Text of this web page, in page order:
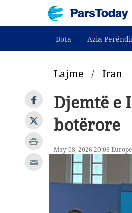
Bota Azia
Lajme / Iran
Djemtë e
botërore
May 08, 2026 20:06